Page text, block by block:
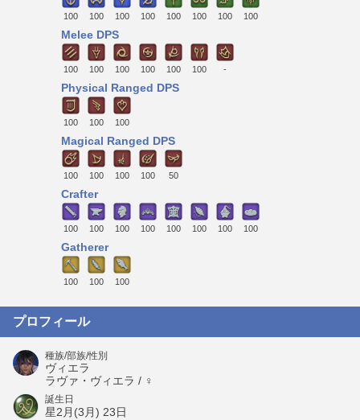
100 100 100 100 100 100 100 100
Melee DPS
100 100 100 100 100 100 -
Physical Ranged DPS
100 100 100
Magical Ranged DPS
100 100 100 100 50
Crafter
100 100 100 100 100 100 100 100
Gatherer
100 100 100
プロフィール
種族/部族/性別
ヴィエラ
ラヴァ・ヴィエラ / ♀
誕生日
星2月(3月) 23日